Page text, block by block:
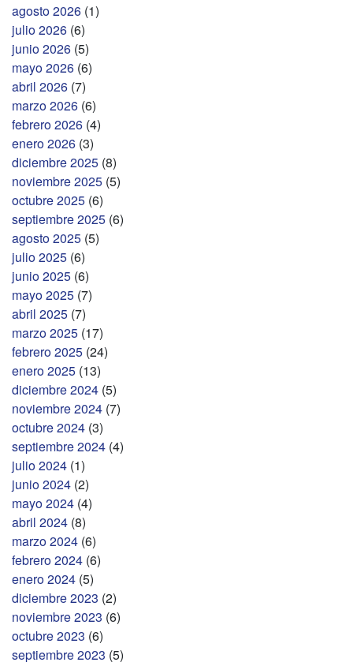
agosto 2026 (1)
julio 2026 (6)
junio 2026 (5)
mayo 2026 (6)
abril 2026 (7)
marzo 2026 (6)
febrero 2026 (4)
enero 2026 (3)
diciembre 2025 (8)
noviembre 2025 (5)
octubre 2025 (6)
septiembre 2025 (6)
agosto 2025 (5)
julio 2025 (6)
junio 2025 (6)
mayo 2025 (7)
abril 2025 (7)
marzo 2025 (17)
febrero 2025 (24)
enero 2025 (13)
diciembre 2024 (5)
noviembre 2024 (7)
octubre 2024 (3)
septiembre 2024 (4)
julio 2024 (1)
junio 2024 (2)
mayo 2024 (4)
abril 2024 (8)
marzo 2024 (6)
febrero 2024 (6)
enero 2024 (5)
diciembre 2023 (2)
noviembre 2023 (6)
octubre 2023 (6)
septiembre 2023 (5)